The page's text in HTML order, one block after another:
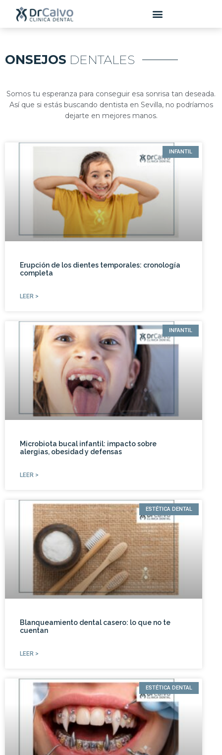
contenido
DENTALES
Somos tu esperanza para conseguir esa sonrisa tan deseada.
Así que si estás buscando dentista en Sevilla, no podríamos
dejarte en mejores manos.
INFANTIL
Erupción de los dientes temporales: cronología
completa
LEER >
INFANTIL
Microbiota bucal infantil: impacto sobre
alergias, obesidad y defensas
LEER >
ESTÉTICA DENTAL
Blanqueamiento dental casero: lo que no te
cuentan
LEER >
ESTÉTICA DENTAL